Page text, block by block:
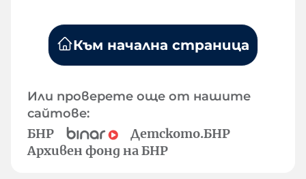
Към начална страница
Или проверете още от нашите
сайтове:
БНР
Детското.БНР
Архивен фонд на БНР